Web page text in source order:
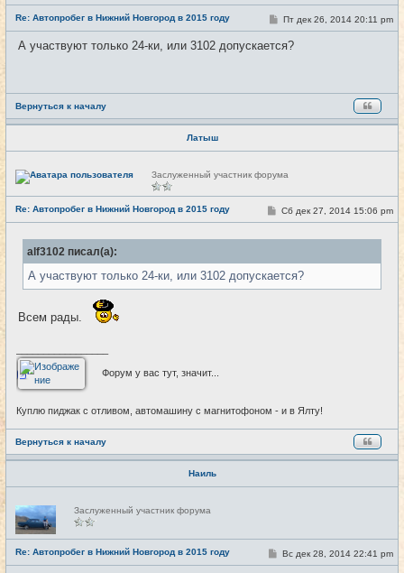
т
и
Re: Автопробег в Нижний Новгород в 2015 году #25
С
о
б
и
Пт дек 26, 2014 20:11 pm
А участвуют только 24-ки, или 3102 допускается?
Вернуться к началу
Латыш
Н
е
е
т
Заслуженный участник форума
Re: Автопробег в Нижний Новгород в 2015 году #26
С
о
е
н
Сб дек 27, 2014 15:06 pm
alf3102 писал(а):
А участвуют только 24-ки, или 3102 допускается?
Всем рады.
Форум у вас тут, значит...
Куплю пиджак с отливом, автомашину с магнитофоном - и в Ялту!
Вернуться к началу
Наиль
Н
е
в
с
е
Заслуженный участник форума
Re: Автопробег в Нижний Новгород в 2015 году #27
С
о
Вс дек 28, 2014 22:41 pm